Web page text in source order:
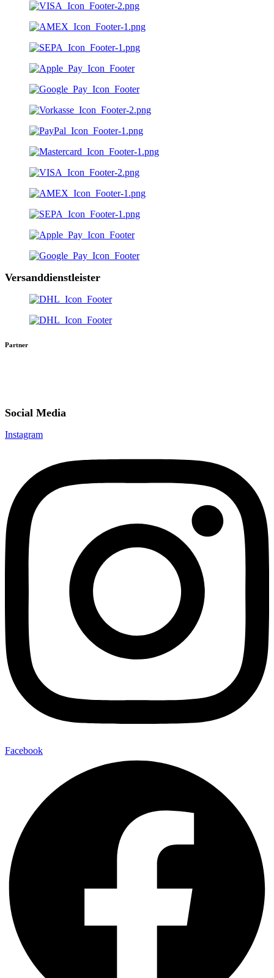
Versanddienstleister
Partner
Social Media
Instagram
Facebook